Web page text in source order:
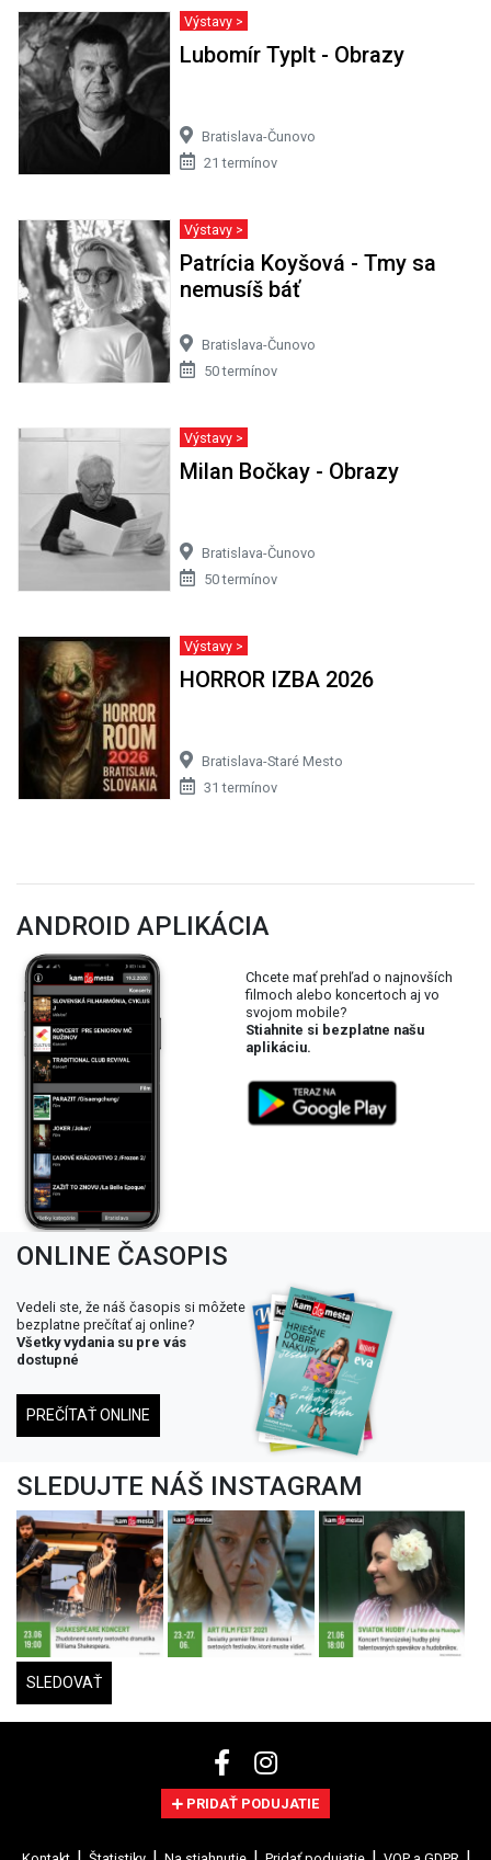
Výstavy >
Lubomír Typlt - Obrazy
Bratislava-Čunovo
21 termínov
Výstavy >
Patrícia Koyšová - Tmy sa
nemusíš báť
Bratislava-Čunovo
50 termínov
Výstavy >
Milan Bočkay - Obrazy
Bratislava-Čunovo
50 termínov
Výstavy >
HORROR IZBA 2026
Bratislava-Staré Mesto
31 termínov
ANDROID APLIKÁCIA
Chcete mať prehľad o najnovších
filmoch alebo koncertoch aj vo
svojom mobile?
Stiahnite si bezplatne našu
aplikáciu.
ONLINE ČASOPIS
Vedeli ste, že náš časopis si môžete
bezplatne prečítať aj online?
Všetky vydania su pre vás
dostupné
PREČÍTAŤ ONLINE
SLEDUJTE NÁŠ INSTAGRAM
SLEDOVAŤ
PRIDAŤ PODUJATIE